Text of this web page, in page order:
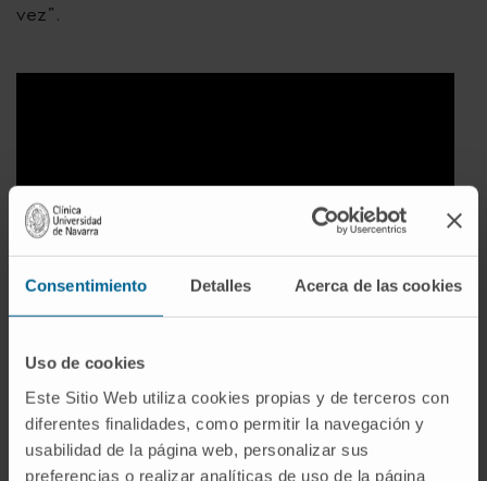
Consentimiento Detalles Acerca de las cookies
Uso de cookies
Este Sitio Web utiliza cookies propias y de terceros con
diferentes finalidades, como permitir la navegación y
usabilidad de la página web, personalizar sus
preferencias o realizar analíticas de uso de la página
vez”.
Durante su conferencia, destacó el ejemplo
estimulante de las enfermeras, “que saben mirar,
cuidar, atender y dar esperanzas a su alrededor”,